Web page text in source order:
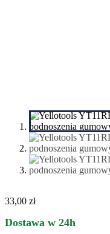
33,00 zł
Dostawa w 24h